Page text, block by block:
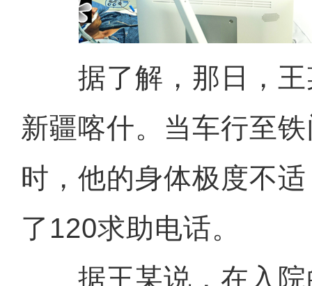
据了解，那日，王
新疆喀什。当车行至
时，他的身体极度不
了120求助电话。
据王某说，在入院